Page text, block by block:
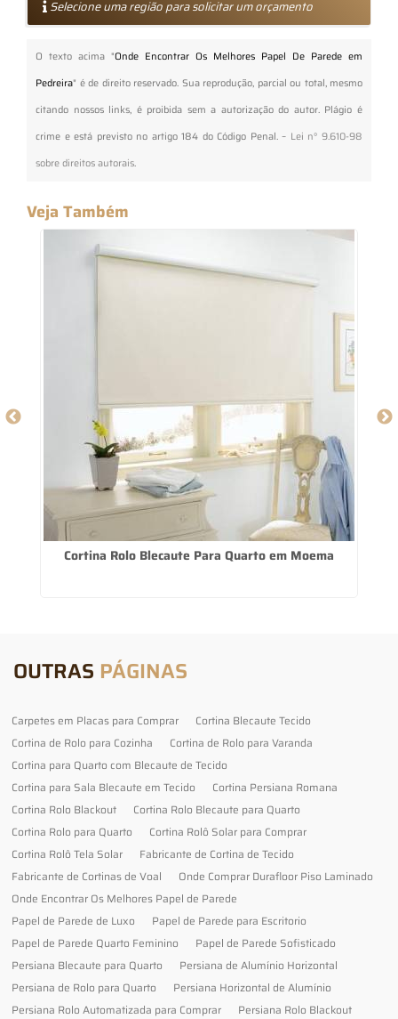
Selecione uma região para solicitar um orçamento
O texto acima "Onde Encontrar Os Melhores Papel De Parede em
Pedreira" é de direito reservado. Sua reprodução, parcial ou total, mesmo
citando nossos links, é proibida sem a autorização do autor. Plágio é
crime e está previsto no artigo 184 do Código Penal. – Lei n° 9.610-98
sobre direitos autorais.
Veja Também
Cortina Rolo Blecaute Para Quarto em Moema
OUTRAS PÁGINAS
Carpetes em Placas para Comprar
Cortina Blecaute Tecido
Cortina de Rolo para Cozinha
Cortina de Rolo para Varanda
Cortina para Quarto com Blecaute de Tecido
Cortina para Sala Blecaute em Tecido
Cortina Persiana Romana
Cortina Rolo Blackout
Cortina Rolo Blecaute para Quarto
Cortina Rolo para Quarto
Cortina Rolô Solar para Comprar
Cortina Rolô Tela Solar
Fabricante de Cortina de Tecido
Fabricante de Cortinas de Voal
Onde Comprar Durafloor Piso Laminado
Onde Encontrar Os Melhores Papel de Parede
Papel de Parede de Luxo
Papel de Parede para Escritorio
Papel de Parede Quarto Feminino
Papel de Parede Sofisticado
Persiana Blecaute para Quarto
Persiana de Alumínio Horizontal
Persiana de Rolo para Quarto
Persiana Horizontal de Alumínio
Persiana Rolo Automatizada para Comprar
Persiana Rolo Blackout